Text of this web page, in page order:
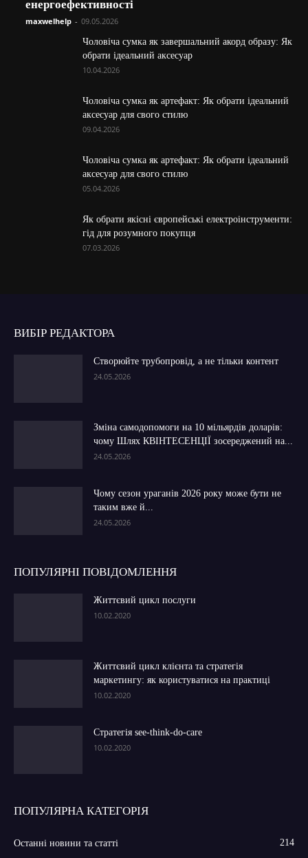
енергоефективності
maxwelhelp - 09.05.2026
Чоловіча сумка як завершальний акорд образу: Як
обрати ідеальний аксесуар
10.04.2026
Чоловіча сумка як артефакт: Як обрати ідеальний
аксесуар для свого стилю
09.04.2026
Чоловіча сумка як артефакт: Як обрати ідеальний
аксесуар для свого стилю
05.04.2026
Як обрати якісні європейські електроінструменти:
гід для розумного покупця
07.03.2026
ВИБІР РЕДАКТОРА
Створюйте трубопровід, а не тільки контент
24.05.2026
Зміна самодопомоги на 10 мільярдів доларів:
чому Шлях КВІНТЕСЕНЦІЇ зосереджений на...
24.05.2026
Чому сезон ураганів 2026 року може бути не
таким вже й...
24.05.2026
ПОПУЛЯРНІ ПОВІДОМЛЕННЯ
Життєвий цикл послуги
10.02.2020
Життєвий цикл клієнта та стратегія
маркетингу: як користуватися на практиці
10.02.2020
Стратегія see-think-do-care
10.02.2020
ПОПУЛЯРНА КАТЕГОРІЯ
Останні новини та статті 214